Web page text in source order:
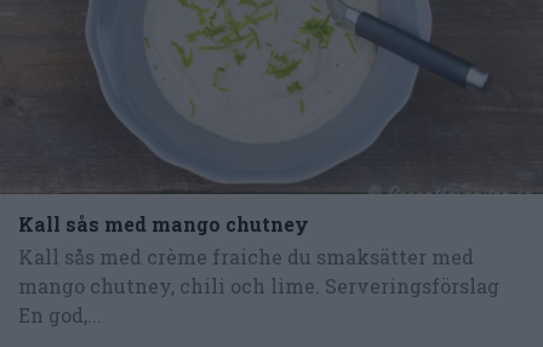
Kall sås med mango chutney
Kall sås med crème fraiche du smaksätter med
mango chutney, chili och lime. Serveringsförslag
En god,...